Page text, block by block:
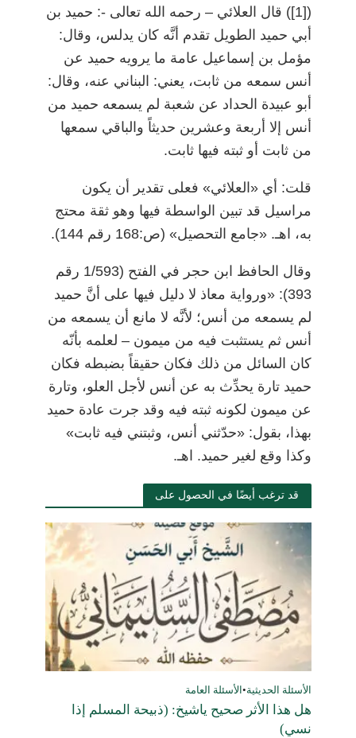
(
[1]
) قال العلائي– رحمه الله تعالى -: حميد بن
أبي حميد الطويل تقدم أنَّه كان يدلس، وقال:
مؤمل بن إسماعيل عامة ما يرويه حميد عن
أنس سمعه من ثابت، يعني: البناني عنه، وقال:
أبو عبيدة الحداد عن شعبة لم يسمعه حميد من
أنس إلا أربعة وعشرين حديثاً والباقي سمعها
من ثابت أو ثبته فيها ثابت.
قلت: أي «العلائي» فعلى تقدير أن يكون
مراسيل قد تبين الواسطة فيها وهو ثقة محتج
به، اهـ. «جامع التحصيل» (ص:168 رقم 144).
وقال الحافظ ابن حجر في الفتح (1/593 رقم
393): «ورواية معاذ لا دليل فيها على أنَّ حميد
لم يسمعه من أنس؛ لأنَّه لا مانع أن يسمعه من
أنس ثم يستثبت فيه من ميمون– لعلمه بأنّه
كان السائل من ذلك فكان حقيقاً بضبطه فكان
حميد تارة يحدِّث به عن أنس لأجل العلو، وتارة
عن ميمون لكونه ثبته فيه وقد جرت عادة حميد
بهذا، بقول: «حدّثني أنس، وثبتني فيه ثابت»
وكذا وقع لغير حميد. اهـ.
قد ترغب أيضًا في الحصول على
الأسئلة الحديثية• الأسئلة العامة
هل هذا الأثر صحيح ياشيخ: (ذبيحة المسلم إذا
نسي)